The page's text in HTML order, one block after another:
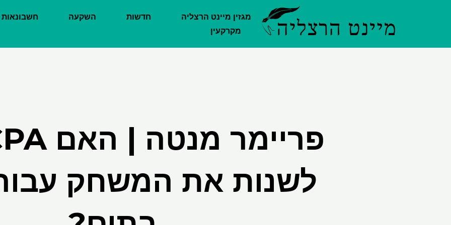
מגזין מיינט הרצליה חדשות השקעה
חשבונאות
מקרקעין
לשנות את המשחק